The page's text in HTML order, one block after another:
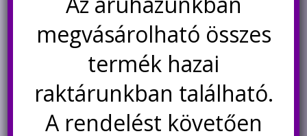
Kosárba teszem
was:
110Ft.
is:
89Ft.
Kosárba teszem
megvásárolható összes
termék hazai
raktárunkban található.
A rendelést követően